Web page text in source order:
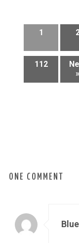
1
112
»
ONE COMMENT